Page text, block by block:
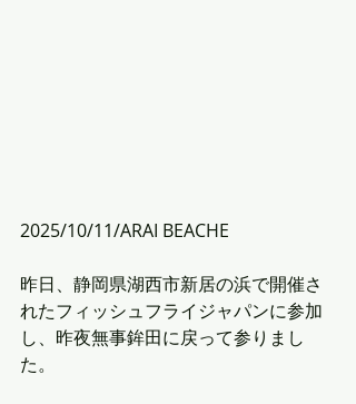
2025/10/11/ARAI BEACHE
昨日、静岡県湖西市新居の浜で開催さ
れたフィッシュフライジャパンに参加
し、昨夜無事鉾田に戻って参りまし
た。